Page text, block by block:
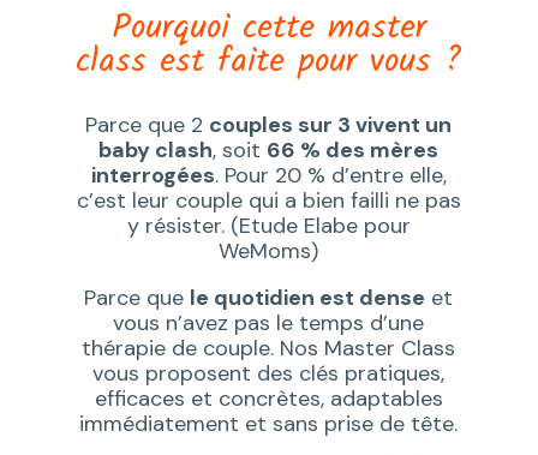
Pourquoi cette master
class est faite pour vous ?
Parce que 2 couples sur 3 vivent un
baby clash, soit 66 % des mères
interrogées. Pour 20 % d’entre elle,
c’est leur couplequi a bien failli ne pas
y résister. (Etude Elabe pour
WeMoms)
Parce que le quotidien est dense et
vous n’avez pas le temps d’une
thérapie de couple. Nos Master Class
vous proposent des clés pratiques,
efficaces et concrètes, adaptables
immédiatement et sans prise de tête.